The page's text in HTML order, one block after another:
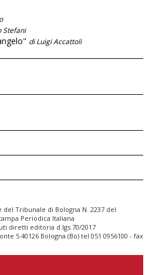
Stefani
di Luigi Accattoli
del Tribunale di Bologna N. 2237 del
Periodica Italiana
diretti editoria d.lgs 70/2017
5 40126 Bologna (Bo) tel 051 0956100 - fax